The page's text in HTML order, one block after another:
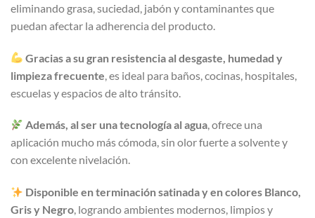
eliminando grasa, suciedad, jabón y contaminantes que
puedan afectar la adherencia del producto.
Gracias a su gran resistencia al desgaste, humedad y
limpieza frecuente , es ideal para baños, cocinas, hospitales,
escuelas y espacios de alto tránsito.
Además, al ser una tecnología al agua, ofrece una
aplicación mucho más cómoda, sin olor fuerte a solvente y
con excelente nivelación.
Disponible en terminaciónsatinada y en colores Blanco,
Gris y Negro, logrando ambientes modernos, limpios y